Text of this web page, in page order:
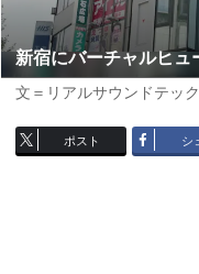
新宿にバーチャルヒ
文＝リアルサウンドテッ
ポスト シ